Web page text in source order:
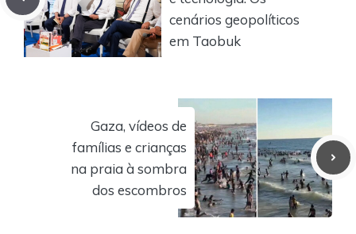
cenários geopolíticos
em Taobuk
Gaza, vídeos de
famílias e crianças
na praia à sombra
dos escombros